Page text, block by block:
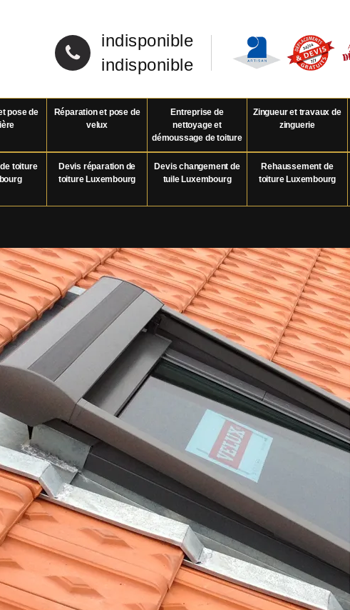
indisponible
indisponible
pose de
Réparation et pose de
velux
Entreprise de
nettoyage et
démoussage de toiture
Zingueur et travaux de
zinguerie
toiture
Devis réparation de
toiture Luxembourg
Devis changement de
tuile Luxembourg
Rehaussement de
toiture Luxembourg